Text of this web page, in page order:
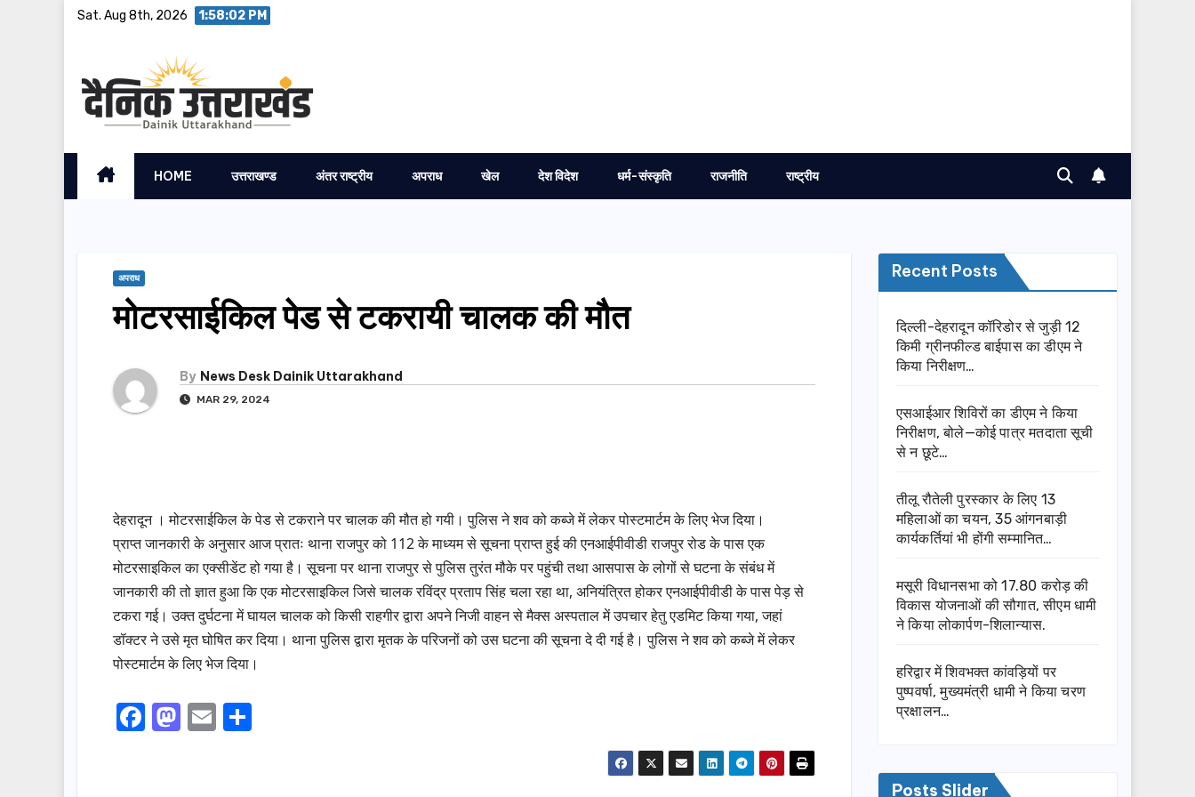
Sat. Aug 8th, 2026 1:58:03 PM
HOME उत्तराखण्ड अंतर राष्ट्रीय अपराध खेल देश विदेश धर्म-संस्कृति राजनीति राष्ट्रीय
अपराध
मोटरसाईकिल पेड से टकरायी चालक की मौत
By News Desk Dainik Uttarakhand
MAR 29, 2024
देहरादून । मोटरसाईकिल के पेड से टकराने पर चालक की मौत हो गयी। पुलिस ने शव को कब्जे में लेकर पोस्टमार्टम के लिए भेज दिया।
प्राप्त जानकारी के अनुसार आज प्रातः थाना राजपुर को 112 के माध्यम से सूचना प्राप्त हुई की एनआईपीवीडी राजपुर रोड के पास एक
मोटरसाइकिल का एक्सीडेंट हो गया है। सूचना पर थाना राजपुर से पुलिस तुरंत मौके पर पहुंची तथा आसपास के लोगों से घटना के संबंध में
जानकारी की तो ज्ञात हुआ कि एक मोटरसाइकिल जिसे चालक रविंद्र प्रताप सिंह चला रहा था, अनियंत्रित होकर एनआईपीवीडी के पास पेड़ से
टकरा गई। उक्त दुर्घटना में घायल चालक को किसी राहगीर द्वारा अपने निजी वाहन से मैक्स अस्पताल में उपचार हेतु एडमिट किया गया, जहां
डॉक्टर ने उसे मृत घोषित कर दिया। थाना पुलिस द्वारा मृतक के परिजनों को उस घटना की सूचना दे दी गई है। पुलिस ने शव को कब्जे में लेकर
पोस्टमार्टम के लिए भेज दिया।
F
M E
Recent Posts
दिल्ली-देहरादून कॉरिडोर से जुड़ी 12
किमी ग्रीनफील्ड बाईपास का डीएम ने
किया निरीक्षण…
एसआईआर शिविरों का डीएम ने किया
निरीक्षण, बोले—कोई पात्र मतदाता सूची
से न छूटे…
तीलू रौतेली पुरस्कार के लिए 13
महिलाओं का चयन, 35 आंगनबाड़ी
कार्यकर्तियां भी होंगी सम्मानित…
मसूरी विधानसभा को 17.80 करोड़ की
विकास योजनाओं की सौगात, सीएम धामी
ने किया लोकार्पण-शिलान्यास.
हरिद्वार में शिवभक्त कांवड़ियों पर
पुष्पवर्षा, मुख्यमंत्री धामी ने किया चरण
प्रक्षालन…
Posts Slider